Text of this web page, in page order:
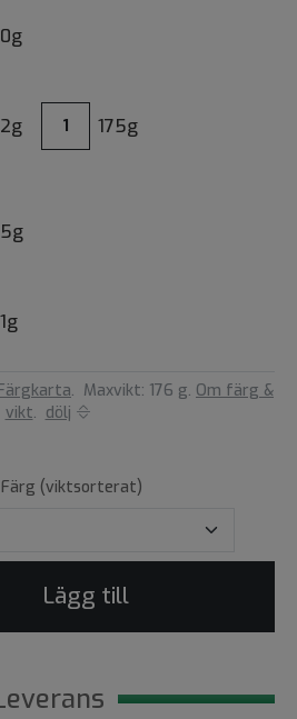
1 175g
. Maxvikt: 176 g. Om färg &
vikt. dölj
(viktsorterat)
Lägg till